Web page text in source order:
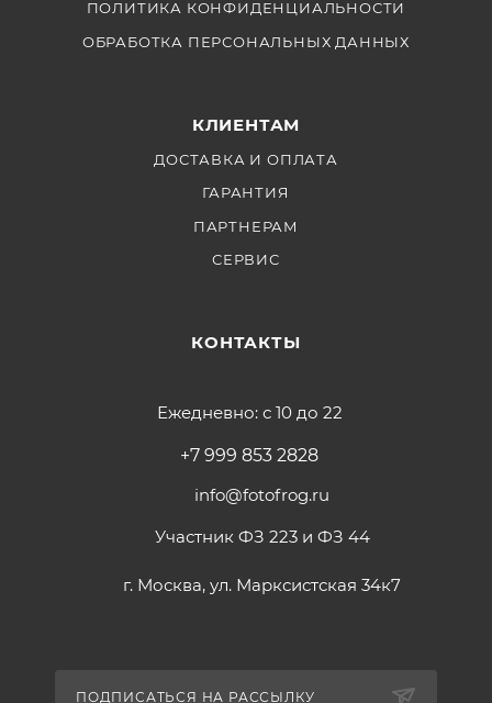
ПОЛИТИКА КОНФИДЕНЦИАЛЬНОСТИ
ОБРАБОТКА ПЕРСОНАЛЬНЫХ ДАННЫХ
КЛИЕНТАМ
ДОСТАВКА И ОПЛАТА
ГАРАНТИЯ
ПАРТНЕРАМ
СЕРВИС
КОНТАКТЫ
Ежедневно: с 10 до 22
+7 999 853 2828
info@fotofrog.ru
Участник ФЗ 223 и ФЗ 44
г. Москва, ул. Марксистская 34к7
ПОДПИСАТЬСЯ НА РАССЫЛКУ